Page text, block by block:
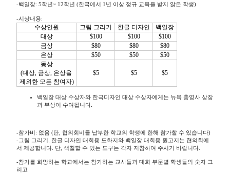
-백일장: 5학년~ 12학년 (한국에서 1 년 이상 정규 교육을 받지 않은 학생)
-시상내용:
수상인원 그림 그리기 한글 디자인
백일장
대상
$100 $100
$100
금상
$80 $80
$80
은상
$50 $50
$50
동상
(대상, 금상, 은상을
제외한 모든 참여자)
$5 $5 $5
백일장 대상 수상자와 한극디자인 대상 수상자에게는 뉴욕 총영사 상장
과 부상이 수여됩니다.
-참가비: 없음 (단 협의회비를 납부한 학교의 학생에 한해 참가할 수 있습니다)
-그림 그리기 한글 디자인 대회용 도화지와 백일장 대회용 원고지는 협의회에
서 제공합니다 단 색칠할 수 있는 도구는 각자 지참하여 주시기 바랍니다
-참가를 희망하는 학교에서는 참가하는 교사들과 대회 부문별 학생들의 숫자 그
리고